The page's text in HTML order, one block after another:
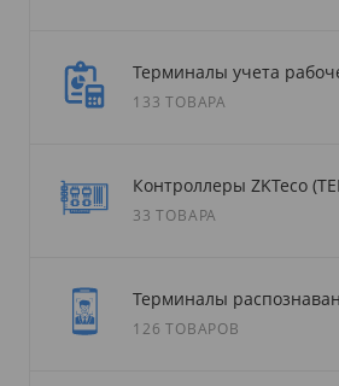
Терминалы учета
133 ТОВАРА
Контроллеры ZKTeco
33 ТОВАРА
Терминалы
126 ТОВАРОВ